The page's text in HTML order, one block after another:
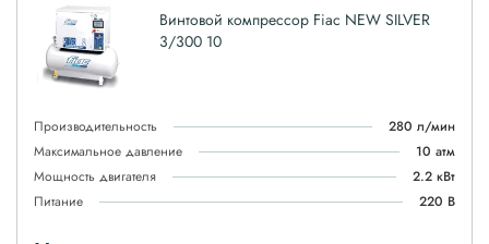
Винтовой компрессор Fiac NEW SILVER
3/300 10
Производительность
280 л/мин
Максимальное давление
10 атм
Мощность двигателя
2.2 кВт
Питание
220 В